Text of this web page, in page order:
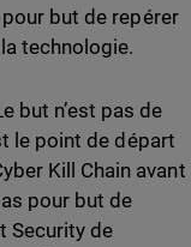
but de repérer
technologie.
but n’est pas de
le point de départ
Kill Chain avant
pour but de
Security de